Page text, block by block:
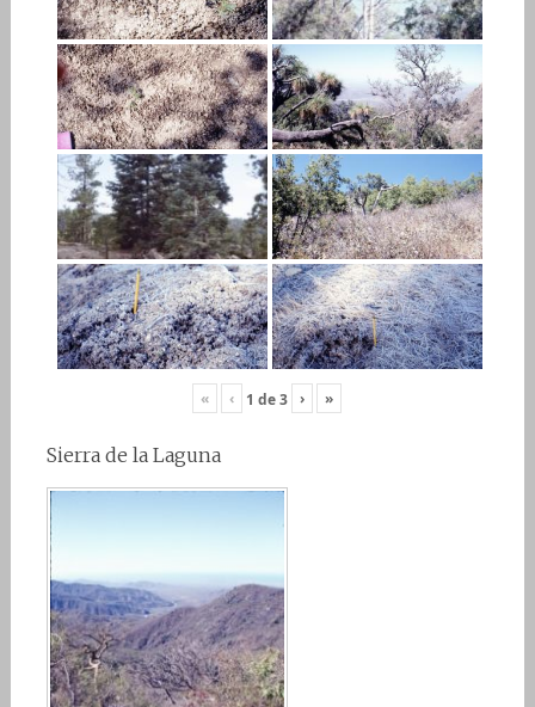
« ‹ 1 de3 › »
Sierra de la Laguna